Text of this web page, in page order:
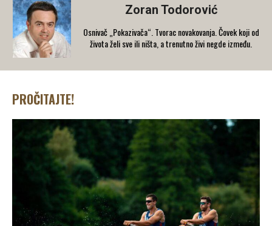
Zoran Todorović
Osnivač „Pokazivača“. Tvorac novakovanja. Čovek koji od
života želi sve ili ništa, a trenutno živi negde između.
PROČITAJTE!